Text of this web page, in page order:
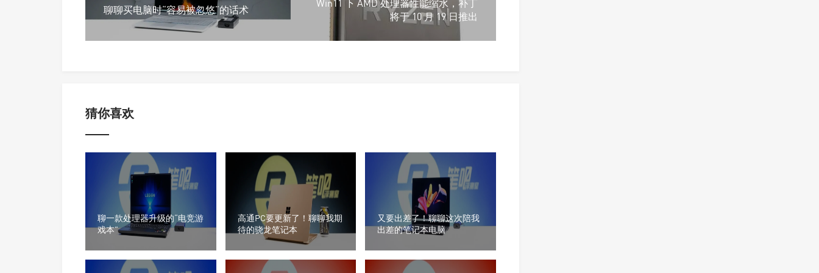
聊聊买电脑时“容易被忽悠”的话术
Win11 下 AMD 处理器性能缩水，补丁
将于 10 月 19 日推出
猜你喜欢
聊一款处理器升级的“电竞游
戏本”
高通PC要更新了！聊聊我期
待的骁龙笔记本
又要出差了！聊聊这次陪我
出差的笔记本电脑